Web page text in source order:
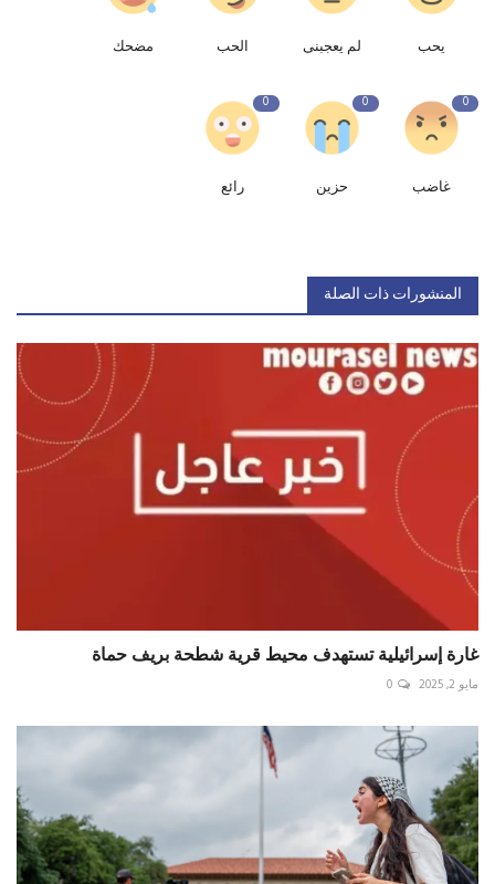
يحب لم يعجبنى الحب مضحك
0
غاضب
0
حزين
0
رائع
المنشورات ذات الصلة
غارة إسرائيلية تستهدف محيط قرية شطحة بريف حماة ‎
مايو 2, 2025 0